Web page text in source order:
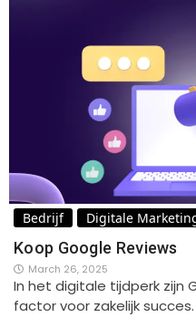
Bedrijf Digitale
Koop Google Reviews
March 26, 2025
In het digitale tijdperk zijn
factor voor zakelijk